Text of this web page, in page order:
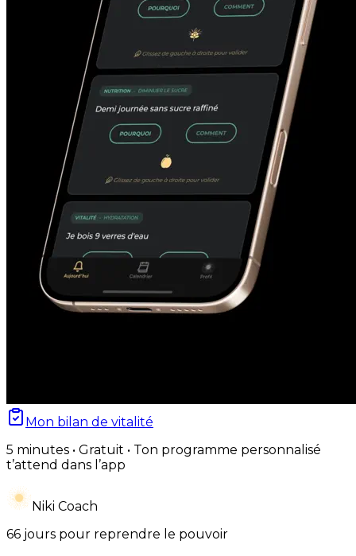
Mon bilan de vitalité
5 minutes • Gratuit • Ton programme personnalisé
t’attend dans l’app
Niki Coach
66 jours pour reprendre le pouvoir